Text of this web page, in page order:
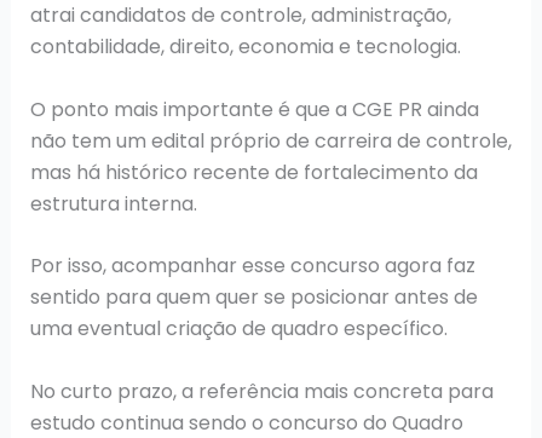
atrai candidatos de controle, administração,
contabilidade, direito, economia e tecnologia.
O ponto mais importante é que a CGE PR ainda
não tem um edital próprio de carreira de controle,
mas há histórico recente de fortalecimento da
estrutura interna.
Por isso, acompanhar esse concurso agora faz
sentido para quem quer se posicionar antes de
uma eventual criação de quadro específico.
No curto prazo, a referência mais concreta para
estudo continua sendo o concurso do Quadro